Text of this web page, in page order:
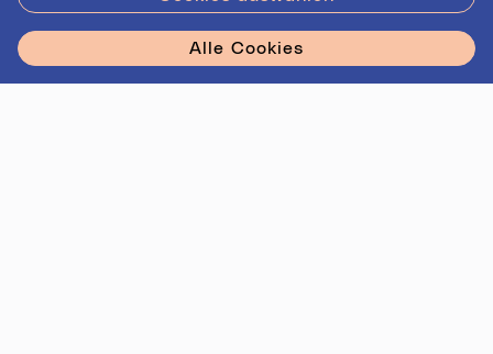
Alle Cookies